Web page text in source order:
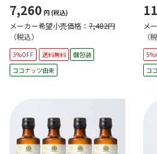
7,260 円 (税込)
メーカー希望小売価格： 7,482円
（税込）
3%OFF 送料無料
個包装
ココナッツ由来
メ
（
コ